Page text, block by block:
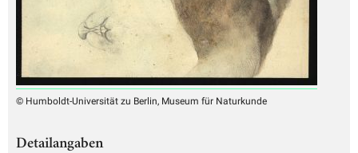
© Humboldt-Universität zu Berlin, Museum für Naturkunde
Detailangaben